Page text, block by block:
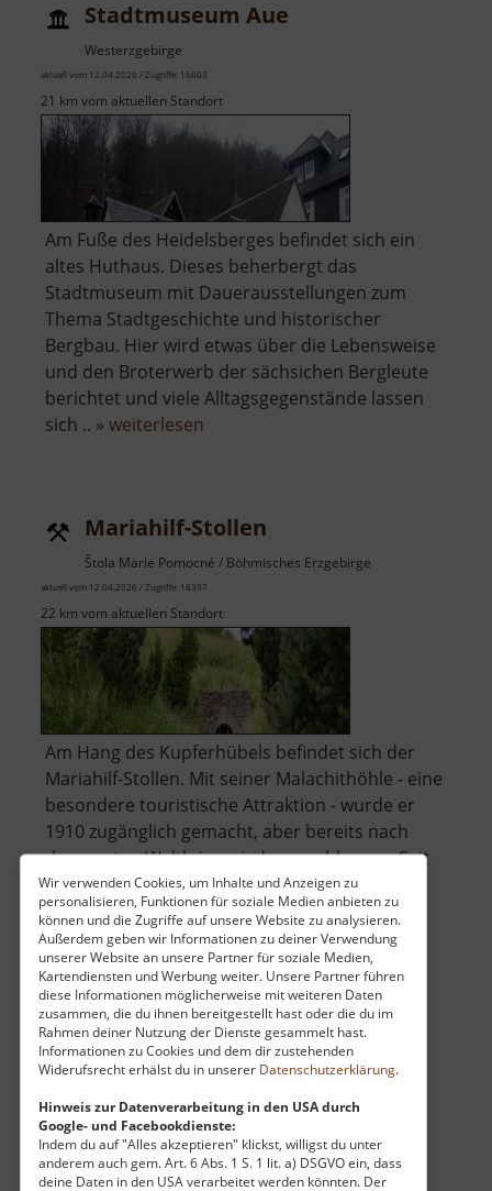
Wir verwenden Cookies, um Inhalte und Anzeigen zu
personalisieren, Funktionen für soziale Medien anbieten zu
können und die Zugriffe auf unsere Website zu analysieren.
Außerdem geben wir Informationen zu deiner Verwendung
unserer Website an unsere Partner für soziale Medien,
Kartendiensten und Werbung weiter. Unsere Partner führen
diese Informationen möglicherweise mit weiteren Daten
zusammen, die du ihnen bereitgestellt hast oder die du im
Rahmen deiner Nutzung der Dienste gesammelt hast.
Informationen zu Cookies und dem dir zustehenden
Widerufsrecht erhälst du in unserer Datenschutzerklärung.
Hinweis zur Datenverarbeitung in den USA durch
Google- und Facebookdienste:
Indem du auf "Alles akzeptieren" klickst, willigst du unter
anderem auch gem. Art. 6 Abs. 1 S. 1 lit. a) DSGVO ein, dass
deine Daten in den USA verarbeitet werden könnten. Der
Stadtmuseum Aue
Westerzgebirge
aktuell vom 12.04.2026 / Zugriffe: 16603
21 km vom aktuellen Standort
Am Fuße des Heidelsberges befindet sich ein
altes Huthaus. Dieses beherbergt das
Stadtmuseum mit Dauerausstellungen zum
Thema Stadtgeschichte und historischer
Bergbau. Hier wird etwas über die Lebensweise
und den Broterwerb der sächsichen Bergleute
berichtet und viele Alltagsgegenstände lassen
sich .. » weiterlesen
Mariahilf-Stollen
Štola Marie Pomocné / Böhmisches Erzgebirge
aktuell vom 12.04.2026 / Zugriffe: 18397
22 km vom aktuellen Standort
Am Hang des Kupferhübels befindet sich der
Mariahilf-Stollen. Mit seiner Malachithöhle - eine
besondere touristische Attraktion - wurde er
1910 zugänglich gemacht, aber bereits nach
dem ersten Weltkrieg wieder geschlossen. Seit
wenigen Jahren kann er nun wieder besichtigt
werden... »weiterlesenüber
Mariahilf-
Stollen
Sonnentempel Tharandt
Heilige Hallen / Osterzgebirge
aktuell vom 01.05.2025 / Zugriffe: 5582
59 km vom aktuellen Standort